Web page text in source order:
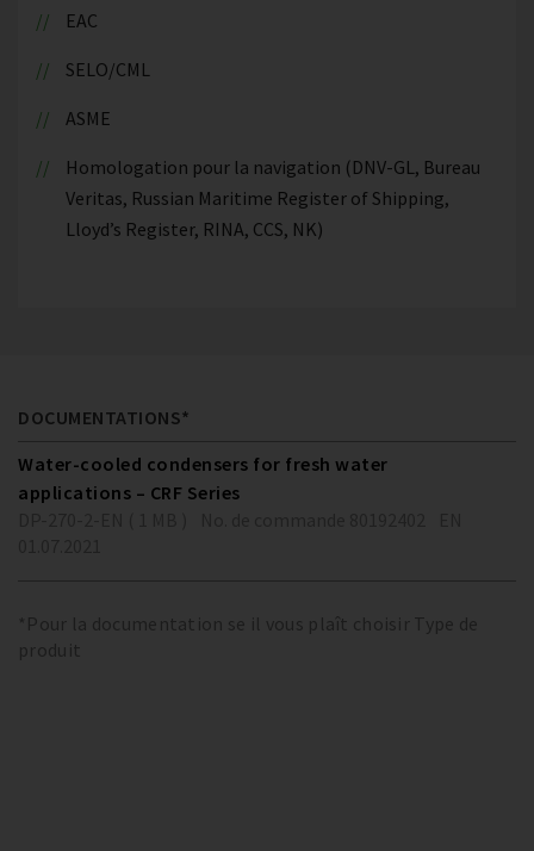
EAC
SELO/CML
ASME
Homologation pour la navigation (DNV-GL, Bureau
Veritas, Russian Maritime Register of Shipping,
Lloyd’s Register, RINA, CCS, NK)
DOCUMENTATIONS*
Water-cooled condensers for fresh water
applications – CRF Series
*Pour la documentation se il vous plaît choisir Type de
produit